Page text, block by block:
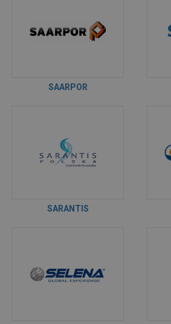
SAARPOR
SARANTIS